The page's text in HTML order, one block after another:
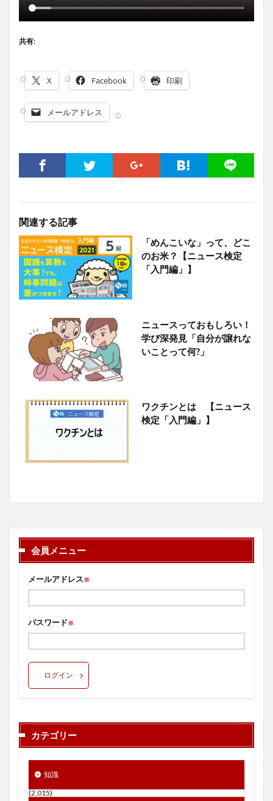
共有:
X Facebook 印刷
メールアドレス
関連する記事
「めんこいな」って、どこ
のお米？【ニュース検定
「入門編」】
ニュースっておもしろい！
学び深発見「自分が譲れな
いことって何?」
ワクチンとは 【ニュース
検定「入門編」】
会員メニュー
メールアドレス※
パスワード※
ログイン
カテゴリー
知識
(2,015)